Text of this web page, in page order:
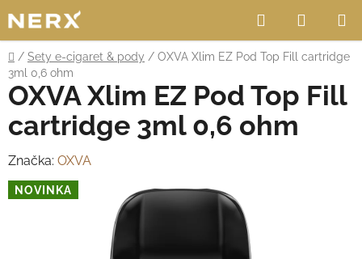
na
obsah
Hledat
KOŠÍK
Domů
/ Sety e-cigaret & pody / OXVA Xlim EZ Pod Top Fill cartridge
3ml 0,6 ohm
OXVA Xlim EZ Pod Top Fill
cartridge 3ml 0,6 ohm
Značka: OXVA
NOVINKA